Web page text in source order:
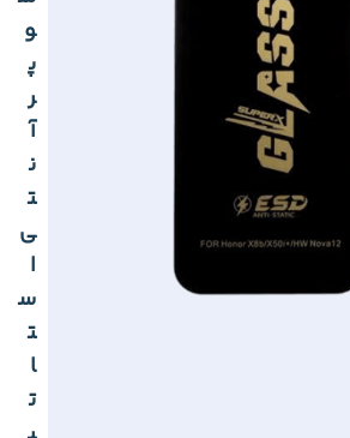
و
پ
ر
آ
ن
ت
ی
ا
س
ت
ا
ت